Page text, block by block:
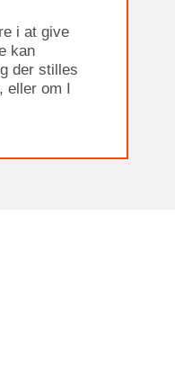
i at give
kan
der stilles
eller om I